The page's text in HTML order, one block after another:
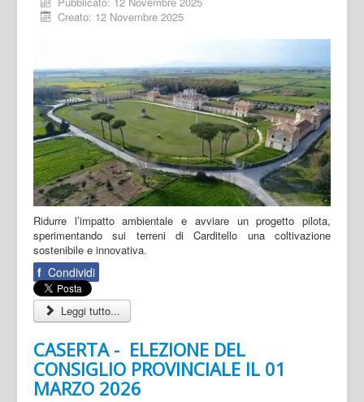
Creato: 12 Novembre 2025
Ridurre l’impatto ambientale e avviare un progetto pilota,
sperimentando sui terreni di Carditello una coltivazione
sostenibile e innovativa.
f Condividi
Leggi tutto...
CASERTA - ELEZIONE DEL
CONSIGLIO PROVINCIALE IL 01
MARZO 2026